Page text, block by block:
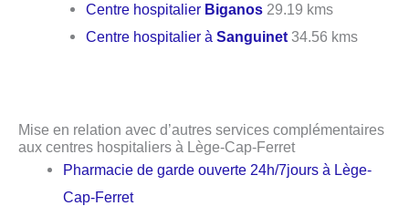
Centre hospitalier Biganos 29.19 kms
Centre hospitalier àSanguinet 34.56 kms
Mise en relation avec d’autres services complémentaires
aux centres hospitaliers à Lège-Cap-Ferret
Pharmacie de garde ouverte 24h/7jours à Lège-
Cap-Ferret